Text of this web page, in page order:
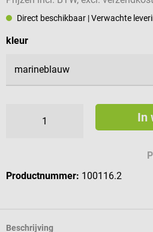
Direct beschikbaar | Verwachte
Selecteer
kleur
In
Productnummer: 100116.2
Beschrijving